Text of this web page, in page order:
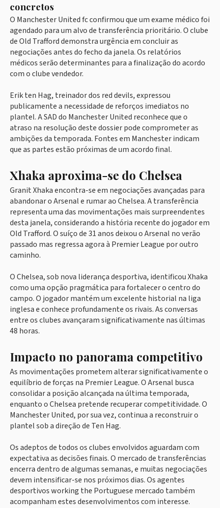
concretos
O Manchester United fc confirmou que um exame médico foi
agendado para um alvo de transferência prioritário. O clube
de Old Trafford demonstra urgência em concluir as
negociações antes do fecho da janela. Os relatórios
médicos serão determinantes para a finalização do acordo
com o clube vendedor.
Erik ten Hag, treinador dos red devils, expressou
publicamente a necessidade de reforços imediatos no
plantel. A SAD do Manchester United reconhece que o
atraso na resolução deste dossier pode comprometer as
ambições da temporada. Fontes em Manchester indicam
que as partes estão próximas de um acordo final.
Xhaka aproxima-se do Chelsea
Granit Xhaka encontra-se em negociações avançadas para
abandonar o Arsenal e rumar ao Chelsea. A transferência
representa uma das movimentações mais surpreendentes
desta janela, considerando a história recente do jogador em
Old Trafford. O suíço de 31 anos deixou o Arsenal no verão
passado mas regressa agora à Premier League por outro
caminho.
O Chelsea, sob nova liderança desportiva, identificou Xhaka
como uma opção pragmática para fortalecer o centro do
campo. O jogador mantém um excelente historial na liga
inglesa e conhece profundamente os rivais. As conversas
entre os clubes avançaram significativamente nas últimas
48 horas.
Impacto no panorama competitivo
As movimentações prometem alterar significativamente o
equilíbrio de forças na Premier League. O Arsenal busca
consolidar a posição alcançada na última temporada,
enquanto o Chelsea pretende recuperar competitividade. O
Manchester United, por sua vez, continua a reconstruir o
plantel sob a direção de Ten Hag.
Os adeptos de todos os clubes envolvidos aguardam com
expectativa as decisões finais. O mercado de transferências
encerra dentro de algumas semanas, e muitas negociações
devem intensificar-se nos próximos dias. Os agentes
desportivos working the Portuguese mercado também
acompanham estes desenvolvimentos com interesse.